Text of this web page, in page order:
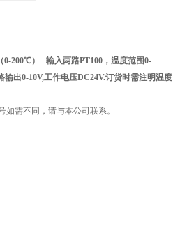
0-200℃） 输入两路PT100，温度范围0-
输出0-10V,工作电压DC24V.订货时需注明温度
如需不同，请与本公司联系。